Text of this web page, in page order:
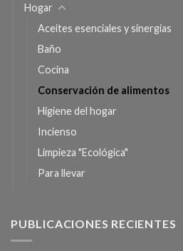
Hogar
Aceites esenciales y sinergias
Baño
Cocina
Conservación de alimentos
Higiene del hogar
Incienso
Limpieza "Ecológica"
Para llevar
PUBLICACIONES RECIENTES